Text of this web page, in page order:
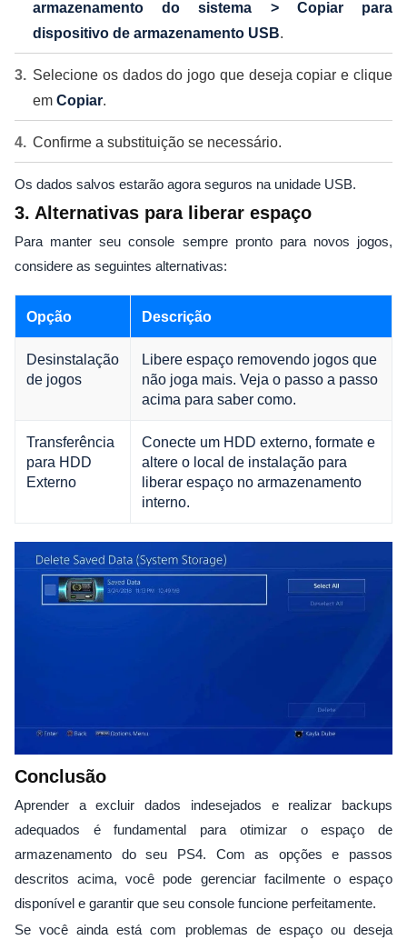
armazenamento do sistema > Copiar para
dispositivo de armazenamento USB.
Selecione os dados do jogo que deseja copiar e clique
em Copiar.
Confirme a substituição se necessário.
Os dados salvos estarão agora seguros na unidade USB.
3. Alternativas para liberar espaço
Para manter seu console sempre pronto para novos jogos,
considere as seguintes alternativas:
Opção Descrição
Desinstalação
de jogos
Libere espaço removendo jogos que
não joga mais. Veja o passo a passo
acima para saber como.
Transferência
para HDD
Externo
Conecte um HDD externo, formate e
altere o local de instalação para
liberar espaço no armazenamento
interno.
Conclusão
Aprender a excluir dados indesejados e realizar backups
adequados é fundamental para otimizar o espaço de
armazenamento do seu PS4. Com as opções e passos
descritos acima, você pode gerenciar facilmente o espaço
disponível e garantir que seu console funcione perfeitamente.
Se você ainda está com problemas de espaço ou deseja